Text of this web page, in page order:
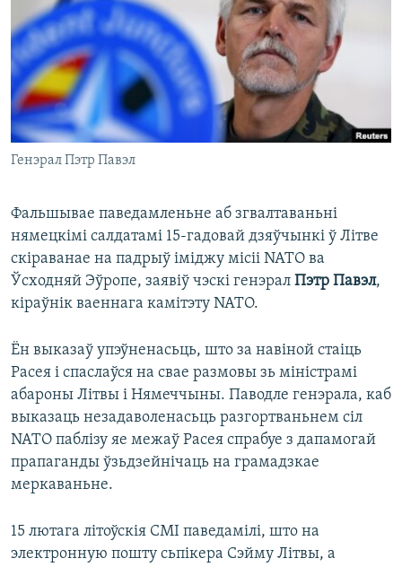
КУЛЬТУРА
КАЛЯНДАР
МОВА
НА ХВАЛЯХ СВАБОДЫ
Генэрал Пэтр Павэл
Фальшывае паведамленьне аб згвалтаваньні
нямецкімі салдатамі 15-гадовай дзяўчынкі ў Літве
скіраванае на падрыў іміджу місіі NATO ва
Ўсходняй Эўропе, заявіў чэскі генэрал Пэтр Павэл,
кіраўнік ваеннага камітэту NATO.
Ён выказаў упэўненасьць, што за навіной стаіць
Расея і спаслаўся на свае размовы зь міністрамі
абароны Літвы і Нямеччыны. Паводле генэрала, каб
выказаць незадаволенасьць разгортваньнем сіл
NATO паблізу яе межаў Расея спрабуе з дапамогай
прапаганды ўзьдзейнічаць на грамадзкае
меркаваньне.
15 лютага літоўскія СМІ паведамілі, што на
электронную пошту сьпікера Сэйму Літвы, а